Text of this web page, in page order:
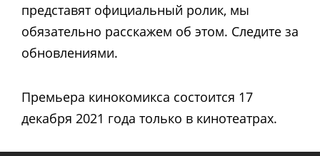
представят официальный ролик, мы
обязательно расскажем об этом. Следите за
обновлениями.
Премьера кинокомикса состоится 17
декабря 2021 года только в кинотеатрах.